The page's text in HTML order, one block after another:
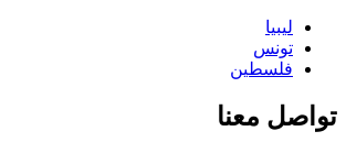
ليبيا
تونس
فلسطين
تواصل معنا